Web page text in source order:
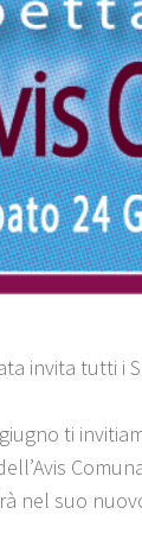
invita tutti i
ti
nel suo